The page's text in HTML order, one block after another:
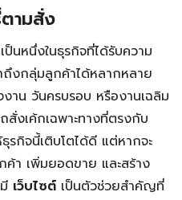
ตามสั่ง
ป็นหนึ่งในธุรกิจที่ได้รับความ
ถึงกลุ่มลูกค้าได้หลากหลาย
งาน วันครบรอบ หรืองานเฉลิม
งเค้กเฉพาะทางที่ตรงกับ
รกิจนี้เติบโตได้ดี แต่หากจะ
ค้า เพิ่มยอดขาย และสร้าง
เว็บไซต์ เป็นตัวช่วยสำคัญที่